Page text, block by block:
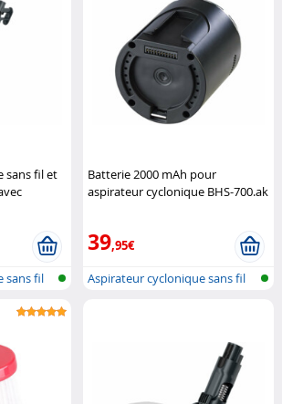
sans fil et
sans fil
Batterie 2000 mAh pour
aspirateur cyclonique BHS-700.ak
39,95€
Aspirateur cyclonique sans fil